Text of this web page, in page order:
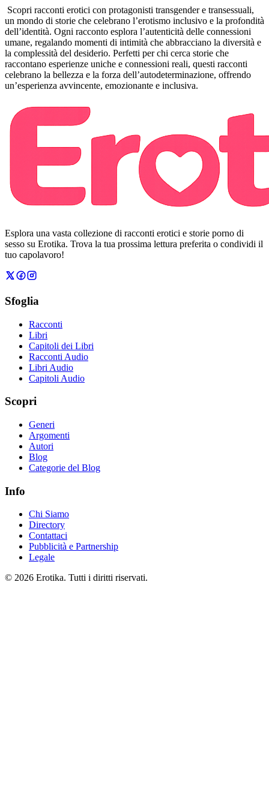
Scopri racconti erotici con protagonisti transgender e transessuali,
un mondo di storie che celebrano l’erotismo inclusivo e la profondità
dell’identità. Ogni racconto esplora l’autenticità delle connessioni
umane, regalando momenti di intimità che abbracciano la diversità e
la complessità del desiderio. Perfetti per chi cerca storie che
raccontano esperienze uniche e connessioni reali, questi racconti
celebrano la bellezza e la forza dell’autodeterminazione, offrendo
un’esperienza avvincente, emozionante e inclusiva.
Esplora una vasta collezione di racconti erotici e storie porno di
sesso su Erotika. Trova la tua prossima lettura preferita o condividi il
tuo capolavoro!
Sfoglia
Racconti
Libri
Capitoli dei Libri
Racconti Audio
Libri Audio
Capitoli Audio
Scopri
Generi
Argomenti
Autori
Blog
Categorie del Blog
Info
Chi Siamo
Directory
Contattaci
Pubblicità e Partnership
Legale
© 2026 Erotika. Tutti i diritti riservati.